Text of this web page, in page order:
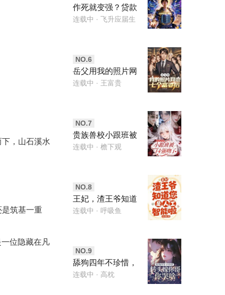
，山石溪水
筑基一重
位隐藏在凡
作死就变强？贷款
解锁武道重生系统
连载中 · 飞升应届生
NO.6
岳父用我的照片网
恋七个富婆后
连载中 · 王富贵
NO.7
贵族兽校小跟班被
f4强吻了
连载中 · 檐下观
NO.8
王妃，渣王爷知道
您是人工智能啦
连载中 · 呼吸鱼
NO.9
舔狗四年不珍惜，
转头嫁你哥你哭
连载中 · 高枕